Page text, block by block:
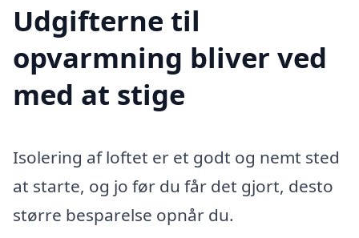
Udgifterne til
opvarmning bliver ved
med at stige
Isolering af loftet er et godt og nemt sted
at starte, og jo før du får det gjort, desto
større besparelse opnår du.